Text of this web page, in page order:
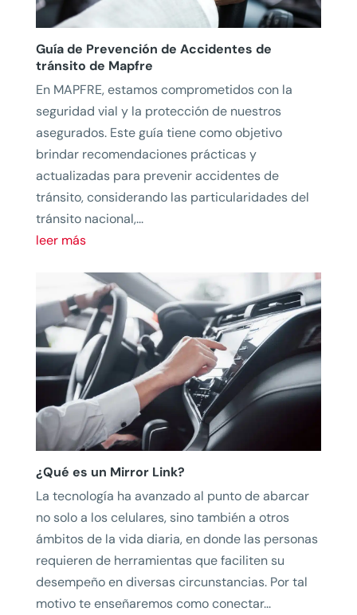
Guía de Prevención de Accidentes de
tránsito de Mapfre
En MAPFRE, estamos comprometidos con la
seguridad vial y la protección de nuestros
asegurados. Este guía tiene como objetivo
brindar recomendaciones prácticas y
actualizadas para prevenir accidentes de
tránsito, considerando las particularidades del
tránsito nacional,...
leer más
¿Qué es un Mirror Link?
La tecnología ha avanzado al punto de abarcar
no solo a los celulares, sino también a otros
ámbitos de la vida diaria, en donde las personas
requieren de herramientas que faciliten su
desempeño en diversas circunstancias. Por tal
motivo te enseñaremos como conectar...